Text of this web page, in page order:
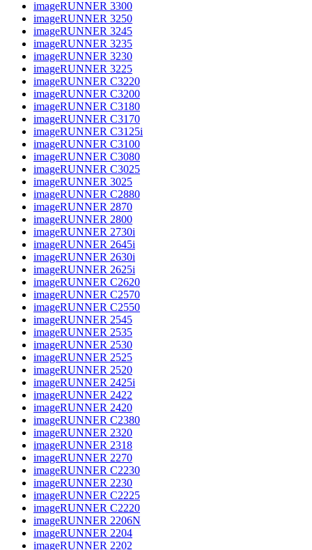
imageRUNNER 3300
imageRUNNER 3250
imageRUNNER 3245
imageRUNNER 3235
imageRUNNER 3230
imageRUNNER 3225
imageRUNNER C3220
imageRUNNER C3200
imageRUNNER C3180
imageRUNNER C3170
imageRUNNER C3125i
imageRUNNER C3100
imageRUNNER C3080
imageRUNNER C3025
imageRUNNER 3025
imageRUNNER C2880
imageRUNNER 2870
imageRUNNER 2800
imageRUNNER 2730i
imageRUNNER 2645i
imageRUNNER 2630i
imageRUNNER 2625i
imageRUNNER C2620
imageRUNNER C2570
imageRUNNER C2550
imageRUNNER 2545
imageRUNNER 2535
imageRUNNER 2530
imageRUNNER 2525
imageRUNNER 2520
imageRUNNER 2425i
imageRUNNER 2422
imageRUNNER 2420
imageRUNNER C2380
imageRUNNER 2320
imageRUNNER 2318
imageRUNNER 2270
imageRUNNER C2230
imageRUNNER 2230
imageRUNNER C2225
imageRUNNER C2220
imageRUNNER 2206N
imageRUNNER 2204
imageRUNNER 2202